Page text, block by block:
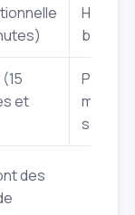
Haute
biens
et
des